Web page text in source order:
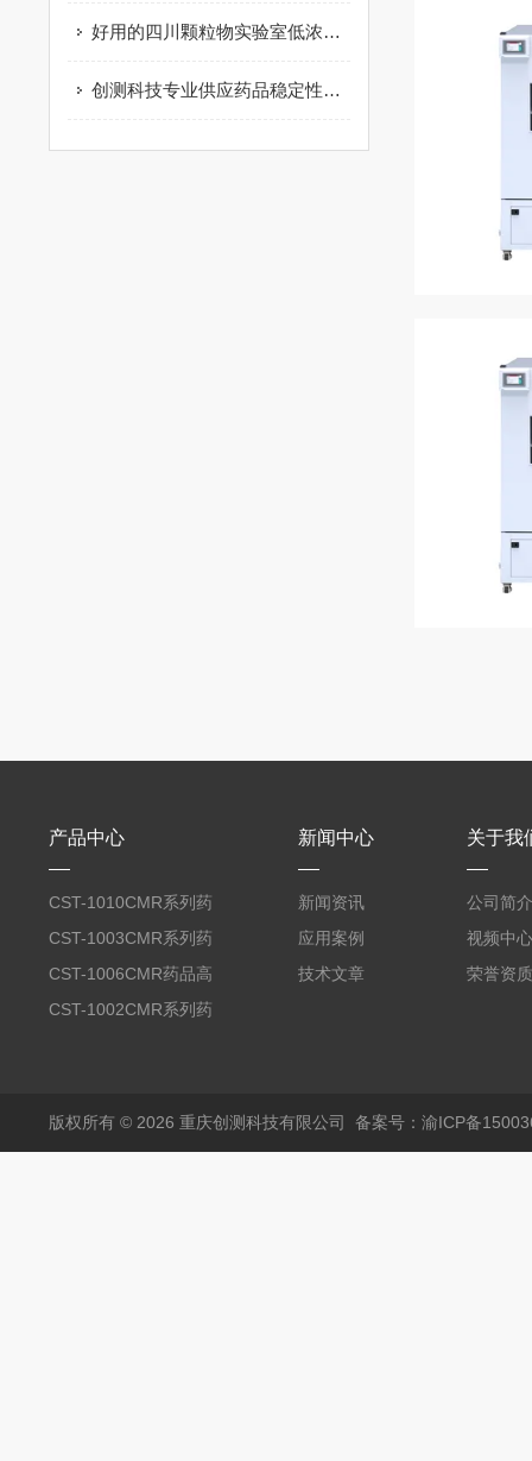
好用的四川颗粒物实验室低浓度颗粒物称量室
创测科技专业供应药品稳定性试验箱
产品中心
CST-1010CMR系列药
品高温试验箱
CST-1003CMR系列药
品高温试验箱
CST-1006CMR药品高
温试验箱
CST-1002CMR系列药
新闻中心
新闻资讯
应用案例
技术文章
关于我
公司简介
视频中心
荣誉资质
版权所有 © 2026 重庆创测科技有限公司 备案号：渝ICP备